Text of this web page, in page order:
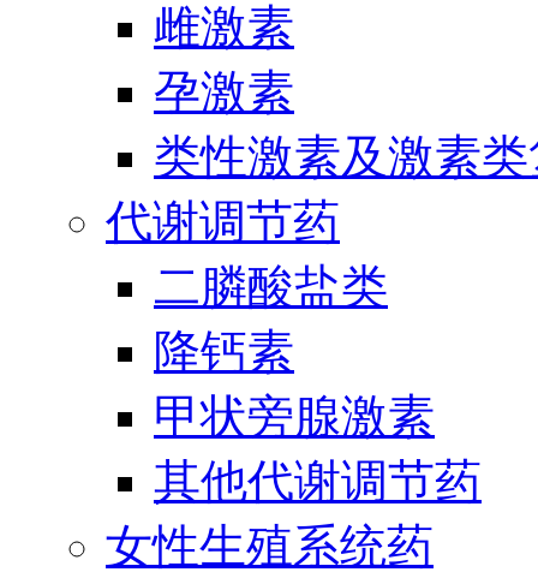
雌激素
孕激素
类性激素及激素
代谢调节药
二膦酸盐类
降钙素
甲状旁腺激素
其他代谢调节药
女性生殖系统药